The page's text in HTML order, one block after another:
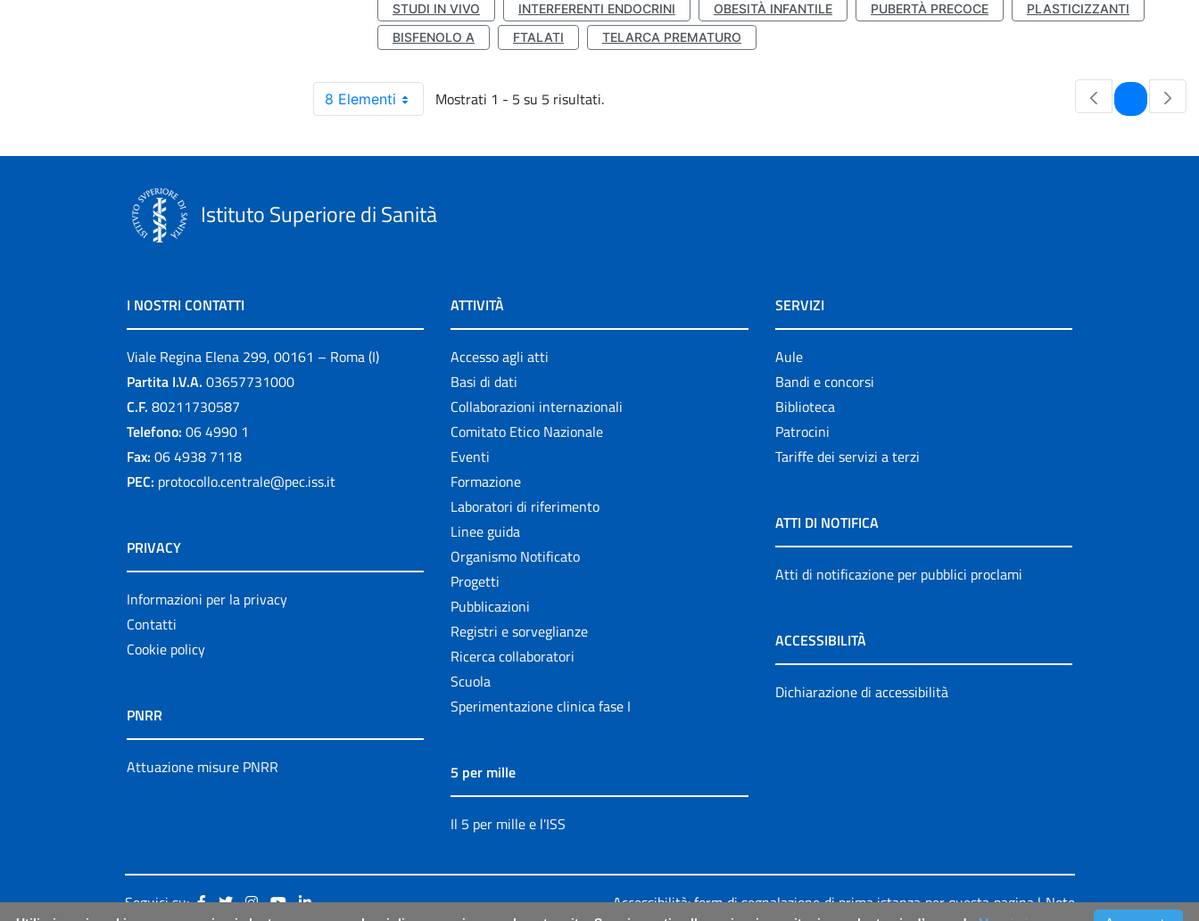
STUDI IN VIVO
INTERFERENTI ENDOCRINI OBESITÀ INFANTILE PUBERTÀ PRECOCE
PLASTICIZZANTI
BISFENOLO A
FTALATI TELARCA PREMATURO
8 Elementi Mostrati 1 - 5 su 5 risultati. Pagina
Istituto Superiore di Sanità
I NOSTRI CONTATTI
Viale Regina Elena 299, 00161 – Roma (I)
Partita I.V.A. 03657731000
C.F. 80211730587
Telefono: 06 4990 1
Fax: 06 4938 7118
PEC: protocollo.centrale@pec.iss.it
PRIVACY
Informazioni per la privacy
Contatti
Cookie policy
PNRR
Attuazione misure PNRR
ATTIVITÀ
Accesso agli atti
Basi di dati
Collaborazioni internazionali
Comitato Etico Nazionale
Eventi
Formazione
Laboratori di riferimento
Linee guida
Organismo Notificato
Progetti
Pubblicazioni
Registri e sorveglianze
Ricerca collaboratori
Scuola
Sperimentazione clinica fase I
5 per mille
Il 5 per mille e l'ISS
SERVIZI
Aule
Bandi e concorsi
Biblioteca
Patrocini
Tariffe dei servizi a terzi
ATTI DI NOTIFICA
Atti di notificazione per pubblici proclami
ACCESSIBILITÀ
Dichiarazione di accessibilità
Seguici su: Accessibilità: form di segnalazione di prima istanza per questa pagina|Note